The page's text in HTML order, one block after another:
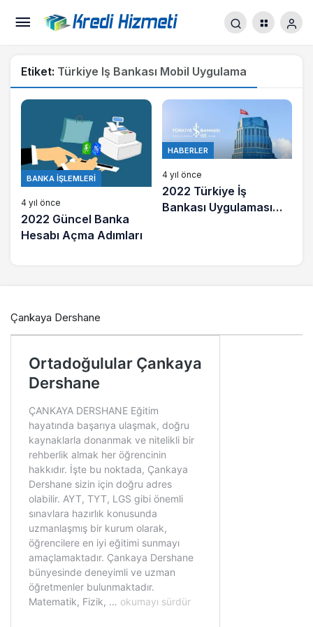
Etiket: Türkiye Iş Bankası Mobil Uygulama
BANKA İŞLEMLERI
4 yıl önce
2022 Güncel Banka
Hesabı Açma Adımları
HABERLER
4 yıl önce
2022 Türkiye İş
Bankası Uygulaması
Çankaya Dershane